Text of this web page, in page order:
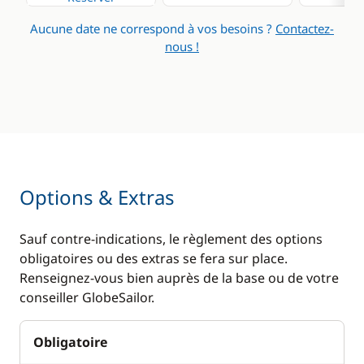
Aucune date ne correspond à vos besoins ? Contactez-
nous !
Options & Extras
Sauf contre-indications, le règlement des options
obligatoires ou des extras se fera sur place.
Renseignez-vous bien auprès de la base ou de votre
conseiller GlobeSailor.
Obligatoire